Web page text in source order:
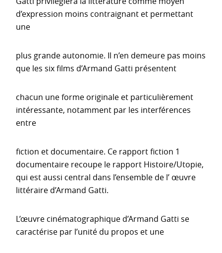
d’expression moins contraignant et permettant
une
plus grande autonomie. Il n’en demeure pas moins
que les six films d’Armand Gatti présentent
chacun une forme originale et particulièrement
intéressante, notamment par les interférences
entre
fiction et documentaire. Ce rapport fiction 1
documentaire recoupe le rapport Histoire/Utopie,
qui est aussi central dans l’ensemble de l’ œuvre
littéraire d’Armand Gatti.
L’œuvre cinématographique d’Armand Gatti se
caractérise par l’unité du propos et une